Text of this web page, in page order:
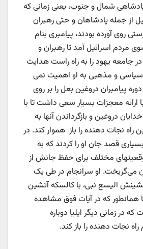
شمال و جنوب، یعنی زمانی که
از جمله پادشاهان و حتی رهبران
روی آورده بودند، پیامبری بنام
مردم اسرائیل آمد تا رهبران و
جامعه یهود را به راه راست هدایت
سیاسی و مذهبی به او اهمیت نمی
پیامبران دروغین بعل را بر روی
ارائه معجزات بسیار سعی داشت تا با
دروغین و بازگرداندن آنها به
راه نجات دهنده را باز هموار کند. در
قصد جان او را کردند که به
مختلف برای حفظ جانش از
می‌گریخت. او سرانجام در طی یک
الیسع نبی، با کالسکه آتشین
همانطور که در آیات فوق مشاهده
در زمانی دیگر ایلیا دوباره
نجات دهنده را باز کند.